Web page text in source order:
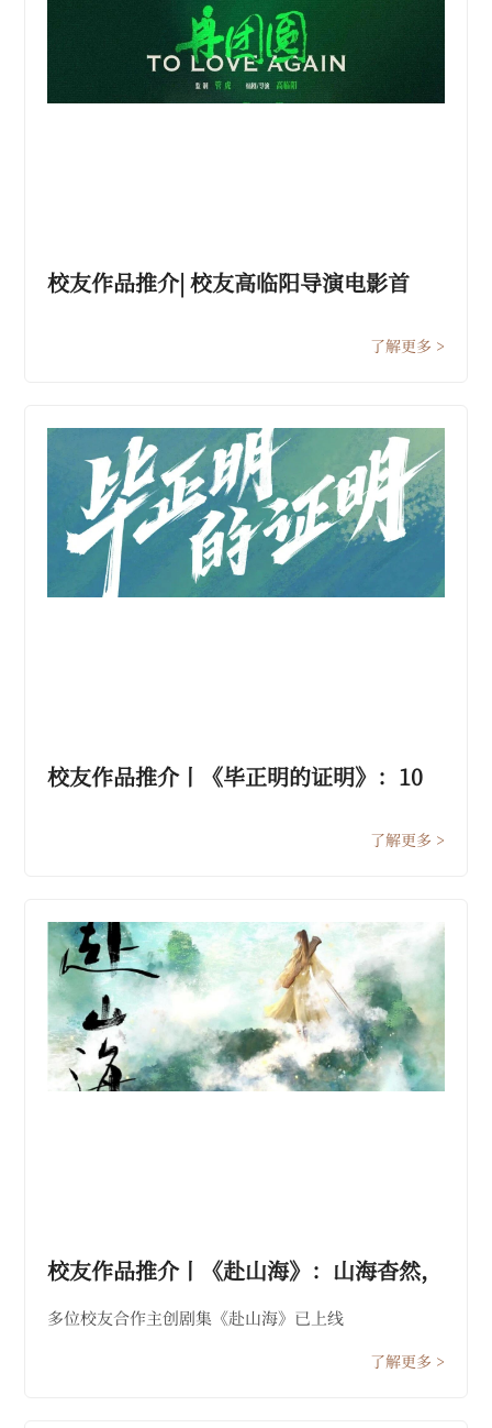
校友作品推介| 校友高临阳导演电影首
了解更多 >
校友作品推介丨《毕正明的证明》：10
了解更多 >
校友作品推介丨《赴山海》：山海杳然，
与君共赴！
多位校友合作主创剧集《赴山海》已上线
了解更多 >